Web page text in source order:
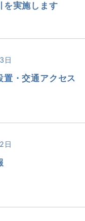
を実施します
日
置・交通アクセス
日